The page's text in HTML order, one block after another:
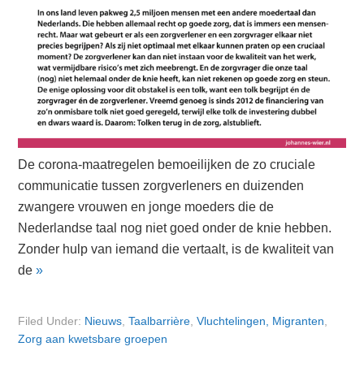
De corona-maatregelen bemoeilijken de zo cruciale
communicatie tussen zorgverleners en duizenden
zwangere vrouwen en jonge moeders die de
Nederlandse taal nog niet goed onder de knie hebben.
Zonder hulp van iemand die vertaalt, is de kwaliteit van
de»
Filed Under: Nieuws ,Taalbarrière ,Vluchtelingen, Migranten
Zorg aan kwetsbare groepen